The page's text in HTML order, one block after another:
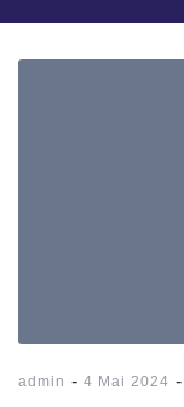
admin - 4 Mai 2024 -